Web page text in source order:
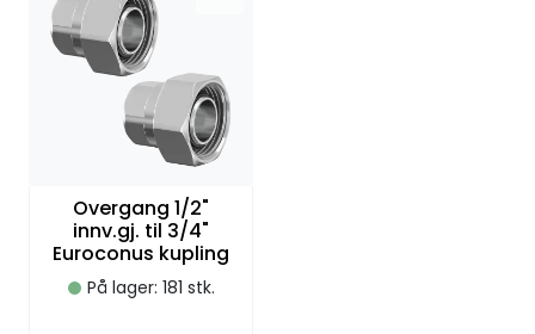
Overgang 1/2"
innv.gj. til 3/4"
Euroconus kupling
På lager: 181 stk.
Målere
Designradiatorer